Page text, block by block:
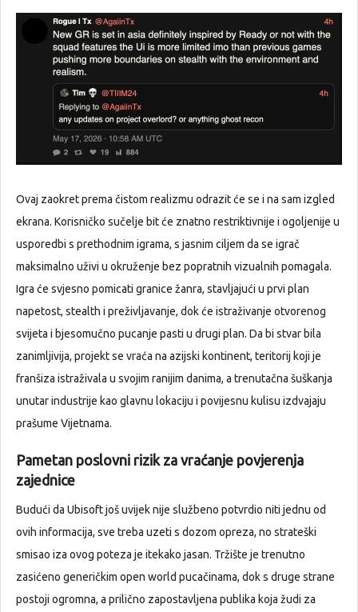
Ovaj zaokret prema čistom realizmu odrazit će se i na sam izgled
ekrana. Korisničko sučelje bit će znatno restriktivnije i ogoljenije u
usporedbi s prethodnim igrama, s jasnim ciljem da se igrač
maksimalno uživi u okruženje bez popratnih vizualnih pomagala.
Igra će svjesno pomicati granice žanra, stavljajući u prvi plan
napetost, stealth i preživljavanje, dok će istraživanje otvorenog
svijeta i bjesomučno pucanje pasti u drugi plan. Da bi stvar bila
zanimljivija, projekt se vraća na azijski kontinent, teritorij koji je
franšiza istraživala u svojim ranijim danima, a trenutačna šuškanja
unutar industrije kao glavnu lokaciju i povijesnu kulisu izdvajaju
prašume Vijetnama.
Pametan poslovni rizik za vraćanje povjerenja
zajednice
Budući da Ubisoft još uvijek nije službeno potvrdio niti jednu od
ovih informacija, sve treba uzeti s dozom opreza, no strateški
smisao iza ovog poteza je itekako jasan. Tržište je trenutno
zasićeno generičkim open world pucačinama, dok s druge strane
postoji ogromna, a prilično zapostavljena publika koja žudi za